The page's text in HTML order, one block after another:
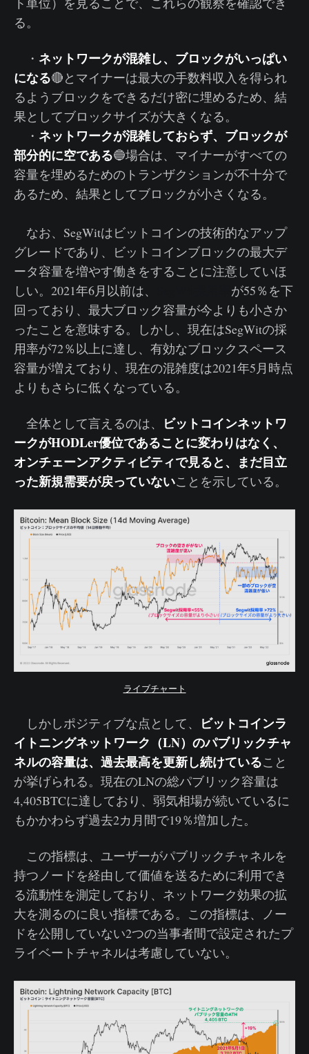
る。
・ ネットワークが混雑し、ブロックがいっぱい
になる🔴とマイナーは最大の手数料収入を得られ
るようブロックをできるだけ密に埋めるため、結
果としてブロックサイズが大きくなる。
・ ネットワークが混雑しておらず、ブロックが
部分的に空である🔵場合は、マイナーがすべての
容量を埋めるためのトランザクションが不十分で
あるため、結果としてブロックが小さくなる。
なお、SegWitはビットコインの技術的なアップ
グレードであり、ビットコインブロックの最大デ
ータ容量を増やす働きをすることに注意していほ
しい。2021年6月以前は、
が55％を下
回っており、最大ブロック容量が今よりも小さか
ったことを意味する。しかし、現在はSegWitの採
用率が72％以上に達し、有効なブロックスペース
容量が増えており、現在の混雑度は2021年5月時点
よりもさらに低くなっている。
全体として言えるのは、
ビットコインネットワ
ークがHODLer優位であることに変わりはなく、
オンチェーンアクティビティで見ると、まだ目立
った新規需要が戻っていないことを示している。
ライブチャート
しかしポジティブな点として、
ビットコインラ
イトニングネットワーク（LN）のパブリックチャ
ネルの容量は、過去最高を更新し続けていること
が挙げられる。現在のLNの総パブリック容量は
4,405BTCに達しており、弱気相場が続いているに
もかかわらず過去2カ月間で19％増加した。
この指標は、ユーザーがパブリックチャネルを
持つノードを経由して価値を送るために利用でき
る流動性を測定しており、ネットワーク効果の拡
大を測るのに良い指標である。この指標は、ノー
ドを公開していない2つの当事者間で設定されたプ
ライベートチャネルは考慮していない。